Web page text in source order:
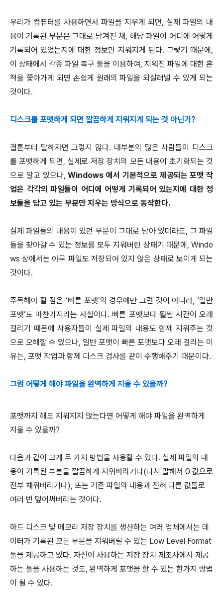
우리가 컴퓨터를 사용하면서 파일을 지우게 되면, 실제 파일의 내
용이 기록된 부분은 그대로 남겨진 채, 해당 파일이 어디에 어떻게
기록되어 있었는지에 대한 정보만 지워지게 된다. 그렇기 때문에,
이 상태에서 각종 파일 복구 툴을 이용하여, 지워진 파일에 대한 흔
적을 쫓아가게 되면 손쉽게 원래의 파일을 되살려낼 수 있게 되는
것이다.
디스크를 포맷하게 되면 깔끔하게 지워지게 되는 것 아닌가?
결론부터 말하자면 그렇지 않다. 대부분의 많은 사람들이 디스크
를 포맷하게 되면, 실제로 저장 장치의 모든 내용이 초기화되는 것
으로 알고 있으나, Windows 에서 기본적으로 제공되는 포맷 작
업은 각각의 파일들이 어디에 어떻게 기록되어 있는지에 대한 정
보들을 담고 있는 부분만 지우는 방식으로 동작한다.
실제 파일들의 내용이 있던 부분이 그대로 남아 있더라도, 그 파일
들을 찾아갈 수 있는 정보를 모두 지워버린 상태기 때문에, Windo
ws 상에서는 아무 파일도 저장되어 있지 않은 상태로 보이게 되는
것이다.
주목해야 할 점은 ‘빠른 포맷’의 경우에만 그런 것이 아니라, ‘일반
포맷’도 마찬가지라는 사실이다. 빠른 포맷보다 훨씬 시간이 오래
걸리기 때문에 사용자들이 실제 파일의 내용도 함께 지워주는 것
으로 오해할 수 있으나, 일반 포맷이 빠른 포맷보다 오래 걸리는 이
유는, 포맷 작업과 함께 디스크 검사를 같이 수행해주기 때문이다.
그럼 어떻게 해야 파일을 완벽하게 지울 수 있을까?
포맷까지 해도 지워지지 않는다면 어떻게 해야 파일을 완벽하게
지울 수 있을까?
다음과 같이 크게 두 가지 방법을 사용할 수 있다. 실제 파일의 내
용이 기록된 부분을 깔끔하게 지워버리거나(다시 말해서 0 값으로
전부 채워버리거나), 또는 기존 파일의 내용과 전혀 다른 값들로
여러 번 덮어써버리는 것이다.
하드 디스크 및 메모리 저장 장치를 생산하는 여러 업체에서는 데
이터가 기록된 모든 부분을 지워버릴 수 있는 Low Level Format
툴을 제공하고 있다. 자신이 사용하는 저장 장치 제조사에서 제공
하는 툴을 사용하는 것도, 완벽하게 포맷을 할 수 있는 한가지 방법
이 될 수 있다.